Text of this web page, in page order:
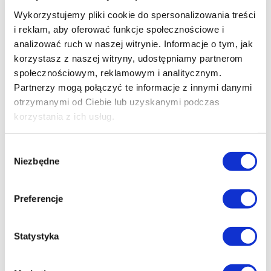
Wykorzystujemy pliki cookie do spersonalizowania treści
i reklam, aby oferować funkcje społecznościowe i
analizować ruch w naszej witrynie. Informacje o tym, jak
korzystasz z naszej witryny, udostępniamy partnerom
społecznościowym, reklamowym i analitycznym.
Partnerzy mogą połączyć te informacje z innymi danymi
otrzymanymi od Ciebie lub uzyskanymi podczas
korzystania z ich usług.
zgody
Niezbędne
Preferencje
Statystyka
09.03 godz. 17:00BILETY
Spirited Away. W krainie bogów
Nagrodzony Oscarem dla Najlepszego Filmu
Animowanego i Złotym Niedźwiedziem festiwalu w
Berlinie, „Spirited Away: W krainie bogów” to arcydzieło
Niezwykle szybko film zyskał status dzieła kultowego,
„Spirited Away: W krainie bogów” zabierze Cię w podróż
wykraczającą poza granice Twojej wyobraźni. W trakcie
wraz z rodzicami przypadkowo trafia do tajemniczego,
opuszczonego miasteczka. Ku swojemu przerażeniu,
dziewczynka odkrywa, że to kraina zamieszkana przez